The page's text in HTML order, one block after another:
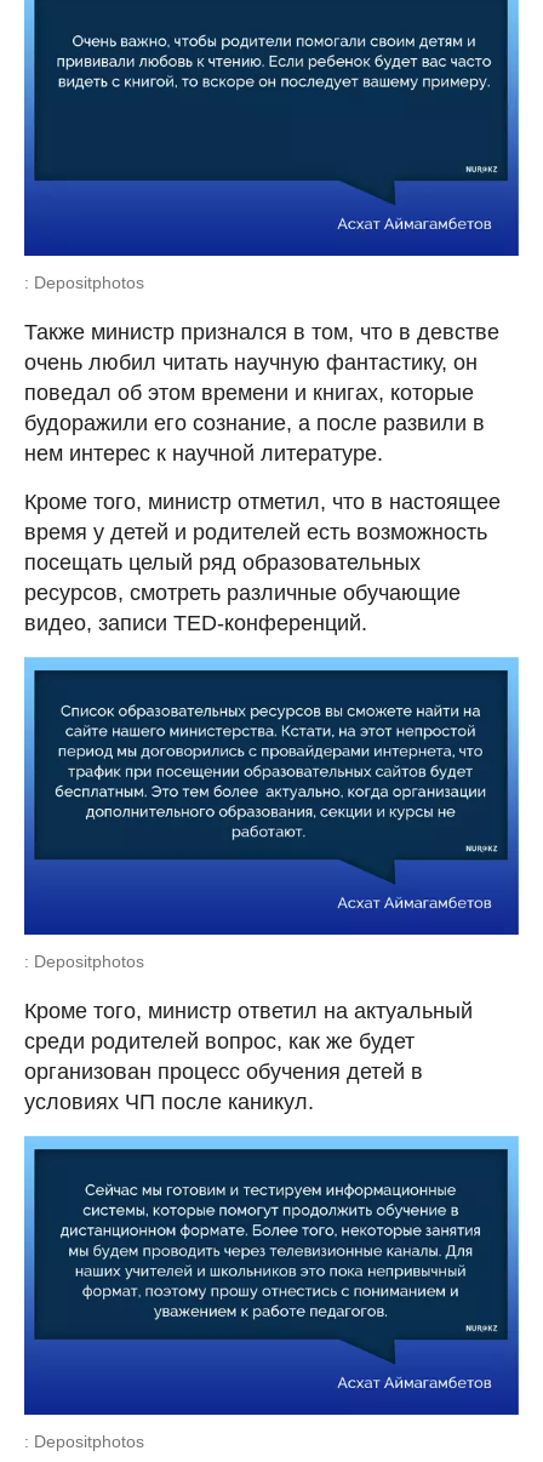
: Depositphotos
Также министр признался в том, что в девстве
очень любил читать научную фантастику, он
поведал об этом времени и книгах, которые
будоражили его сознание, а после развили в
нем интерес к научной литературе.
Кроме того, министр отметил, что в настоящее
время у детей и родителей есть возможность
посещать целый ряд образовательных
ресурсов, смотреть различные обучающие
видео, записи TED-конференций.
: Depositphotos
Кроме того, министр ответил на актуальный
среди родителей вопрос, как же будет
организован процесс обучения детей в
условиях ЧП после каникул.
: Depositphotos